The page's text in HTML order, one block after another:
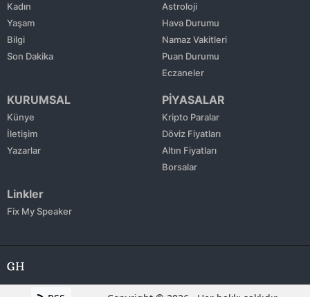
Kadın
Yaşam
Bilgi
Son Dakika
Astroloji
Hava Durumu
Namaz Vakitleri
Puan Durumu
Eczaneler
KURUMSAL
Künye
İletişim
Yazarlar
PİYASALAR
Kripto Paralar
Döviz Fiyatları
Altın Fiyatları
Borsalar
Linkler
Fix My Speaker